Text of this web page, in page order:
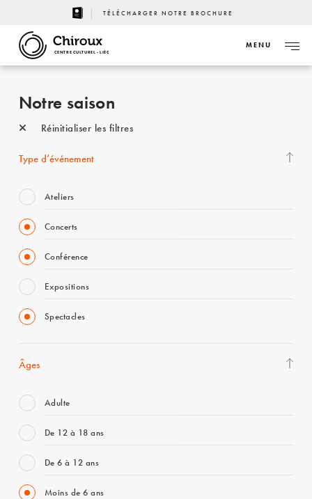
TÉLÉCHARGER NOTRE BROCHURE
CENTRE CULTUREL - LIÈGE
MENU
Notre saison
Réinitialiser les filtres
Type d’événement
Ateliers
Concerts
Conférence
Expositions
Spectacles
Âges
Adulte
De 12 à 18 ans
De 6 à 12 ans
Moins de 6 ans